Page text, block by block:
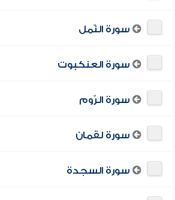
سورة النّمل
سورة العنكبوت
سورة الرّوم
سورة لقمان
سورة السجدة